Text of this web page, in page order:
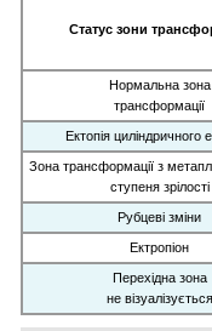
Статус зони
Нормальна зона
трансформації
Ектопія циліндричного
Зона трансформації з
ступеня зрілості
Рубцеві зміни
Ектропіон
Перехідна зона
не візуалізується